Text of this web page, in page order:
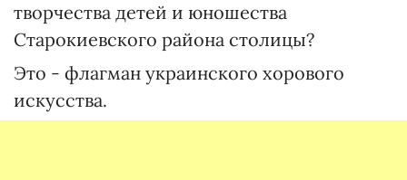
творчества детей и юношества
Старокиевского района столицы?
Это - флагман украинского хорового
искусства.